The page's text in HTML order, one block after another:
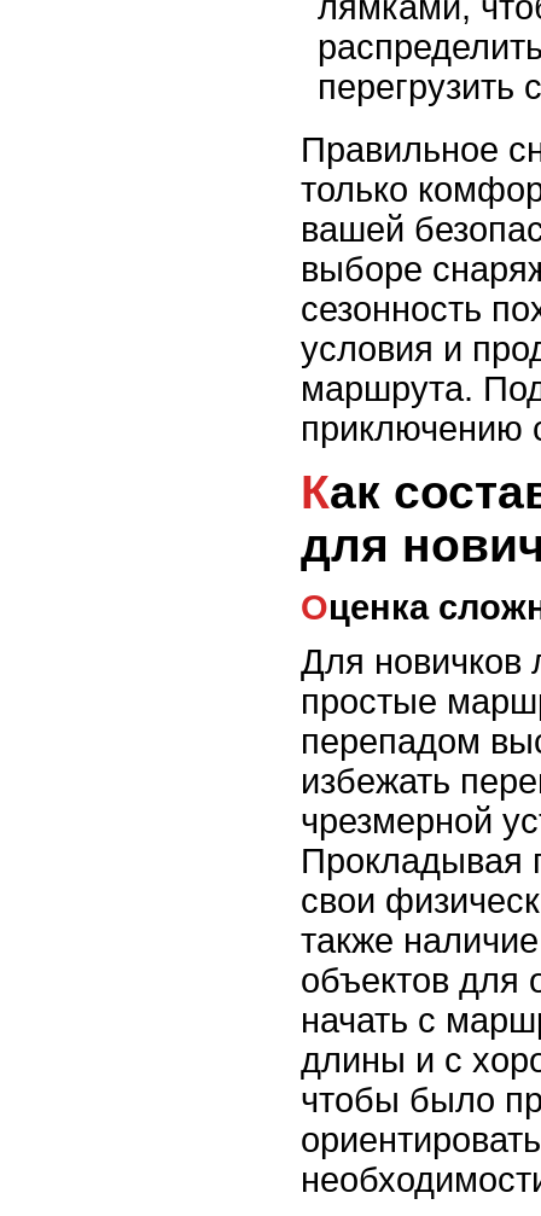
перегрузить
Правильное
только
вашей
выборе
сезонность
условия и
маршрута.
приключению
Как составить маршрут
для
Оценка
Для новичков
простые
перепадом
избежать
чрезмерной
Прокладывая
свои
также
объектов для
начать с
длины и с
чтобы было